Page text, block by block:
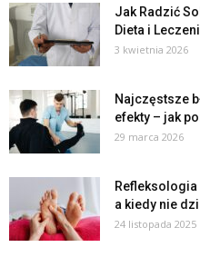
Jak Radzić
Dieta i
3 kwietnia 2026
Najczęstsze
efekty – jak
29 marca 2026
a kiedy nie
24 listopada 2025